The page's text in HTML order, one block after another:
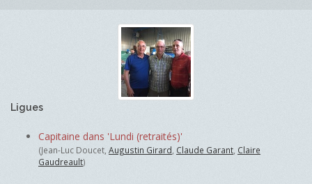
Ligues
Capitaine dans 'Lundi (retraités)'
(Jean-Luc Doucet, Augustin Girard Claude Garant Claire
Gaudreault)